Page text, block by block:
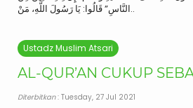
النَّاسِ” قَالُوا: يَا رَسُولَ اللَّهِ، مَنْ..
Ustadz Muslim Atsari
AL-QUR’AN CUKUP
Diterbitkan: Tuesday, 27 Jul 2021